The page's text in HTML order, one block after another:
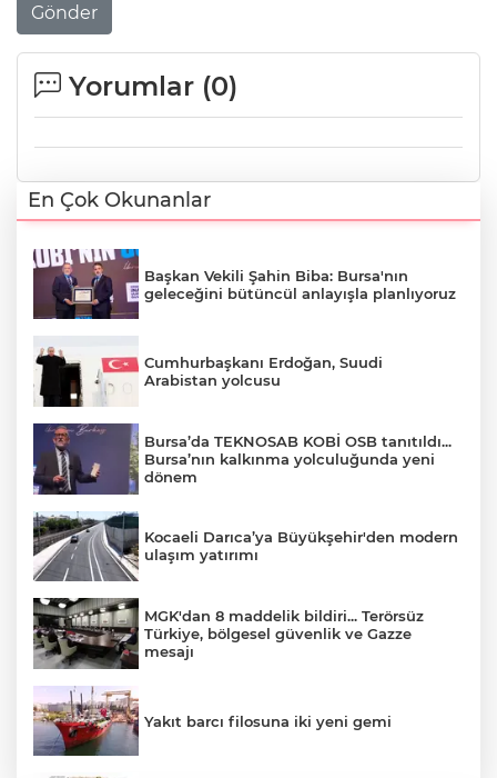
Gönder
Yorumlar (0)
En Çok Okunanlar
Başkan Vekili Şahin Biba: Bursa'nın
geleceğini bütüncül anlayışla planlıyoruz
Cumhurbaşkanı Erdoğan, Suudi
Arabistan yolcusu
Bursa’da TEKNOSAB KOBİ OSB tanıtıldı...
Bursa’nın kalkınma yolculuğunda yeni
dönem
Kocaeli Darıca’ya Büyükşehir'den modern
ulaşım yatırımı
MGK'dan 8 maddelik bildiri... Terörsüz
Türkiye, bölgesel güvenlik ve Gazze
mesajı
Yakıt barcı filosuna iki yeni gemi